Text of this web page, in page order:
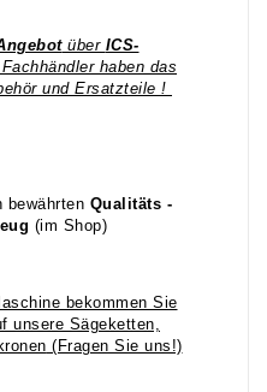
über ICS-
haben das
und Ersatzteile !
bewährten Qualitäts -
(im Shop)
bekommen Sie
unsere Sägeketten,
(Fragen Sie uns!)